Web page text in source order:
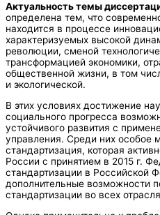
Актуальность темы
определена тем, что
находится в процессе
характеризуемых высокой
революции, сменой
трансформацией экономики,
общественной жизни, в том
и экологической.
В этих условиях достижение
социального прогресса
устойчивого развития с
управления. Среди них особое
стандартизация, которая
России с принятием в 2015 г.
стандартизации в Российской
дополнительные возможности
стандартизации во всех